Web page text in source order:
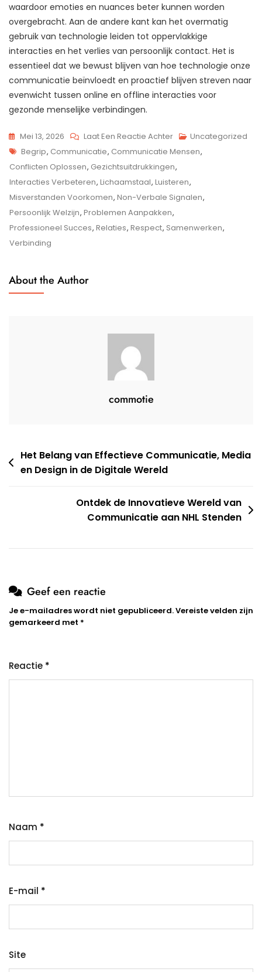
waardoor emoties en nuances beter kunnen worden
overgebracht. Aan de andere kant kan het overmatig
gebruik van technologie leiden tot oppervlakkige
interacties en het verlies van persoonlijk contact. Het is
essentieel dat we bewust blijven van hoe technologie onze
communicatie beïnvloedt en proactief blijven streven naar
evenwicht tussen online en offline interacties voor
gezonde menselijke verbindingen.
Mei 13, 2026 Laat Een Reactie AchterOp
De
Impact
Van
Effectieve
Communicatie
Tussen
Uncategorized
Tags
Begrip, Communicatie, Communicatie Mensen,
Conflicten Oplossen, Gezichtsuitdrukkingen,
Interacties Verbeteren, Lichaamstaal, Luisteren,
Misverstanden Voorkomen, Non-Verbale Signalen,
Persoonlijk Welzijn, Problemen Aanpakken,
Professioneel Succes, Relaties, Respect, Samenwerken,
Verbinding
About the Author
commotie
Berichtnavigatie
Het Belang van Effectieve Communicatie, Media
en Design in de Digitale Wereld
Ontdek de Innovatieve Wereld van
Communicatie aan NHL Stenden
Geef een reactie
Je e-mailadres wordt niet gepubliceerd.Vereiste velden zijn
gemarkeerd met *
Reactie *
Naam *
E-mail *
Site